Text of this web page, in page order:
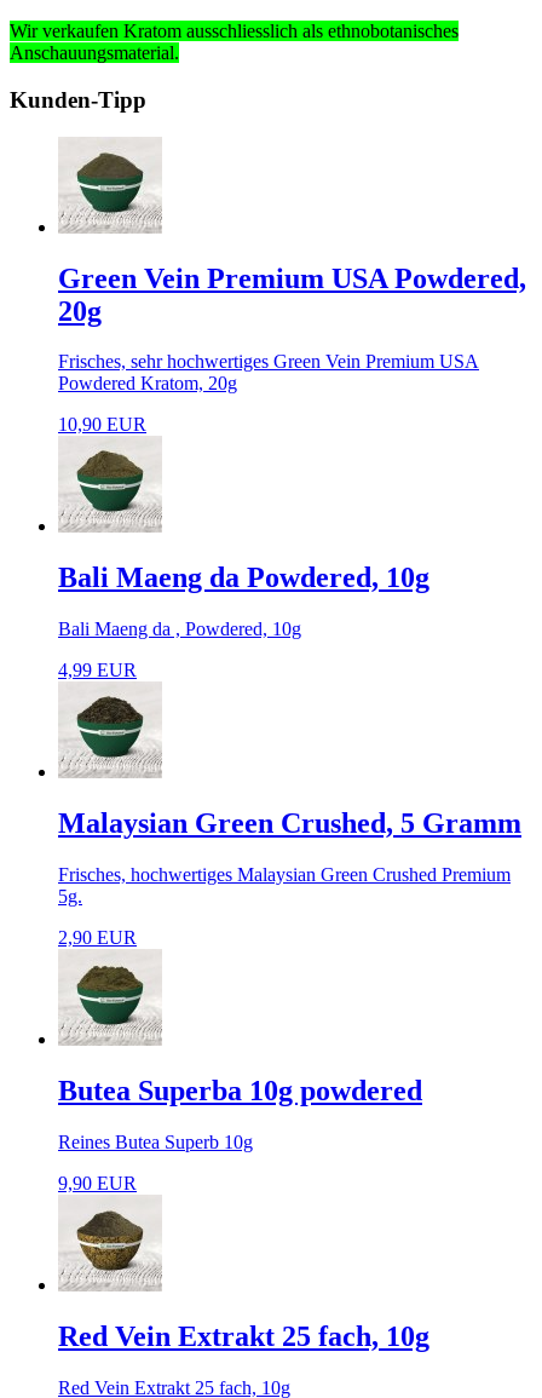
Wir verkaufen Kratom ausschliesslich als ethnobotanisches
Anschauungsmaterial.
Kunden-Tipp
Green Vein Premium USA Powdered,
20g
Frisches, sehr hochwertiges Green Vein Premium USA
Powdered Kratom, 20g
10,90 EUR
Bali Maeng da Powdered, 10g
Bali Maeng da , Powdered, 10g
4,99 EUR
Malaysian Green Crushed, 5 Gramm
Frisches, hochwertiges Malaysian Green Crushed Premium
5g.
2,90 EUR
Butea Superba 10g powdered
Reines Butea Superb 10g
9,90 EUR
Red Vein Extrakt 25 fach, 10g
Red Vein Extrakt 25 fach, 10g